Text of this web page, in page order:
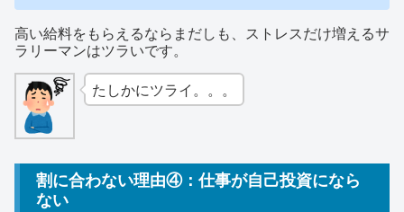
高い給料をもらえるならまだしも、ストレスだけ増えるサ
ラリーマンはツラいです。
たしかにツライ。。。
割に合わない理由④：仕事が自己投資になら
ない